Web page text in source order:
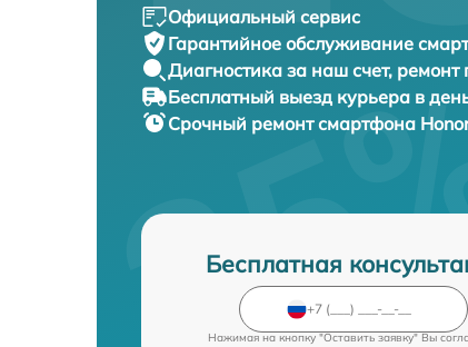
Официальный сервис
Гарантийное обслуживание
Диагностика за наш счет, ремонт
Бесплатный выезд курьера в
Срочный ремонтсмартфона
Бесплатная
Нажимая на кнопку "Оставить заявку" Вы